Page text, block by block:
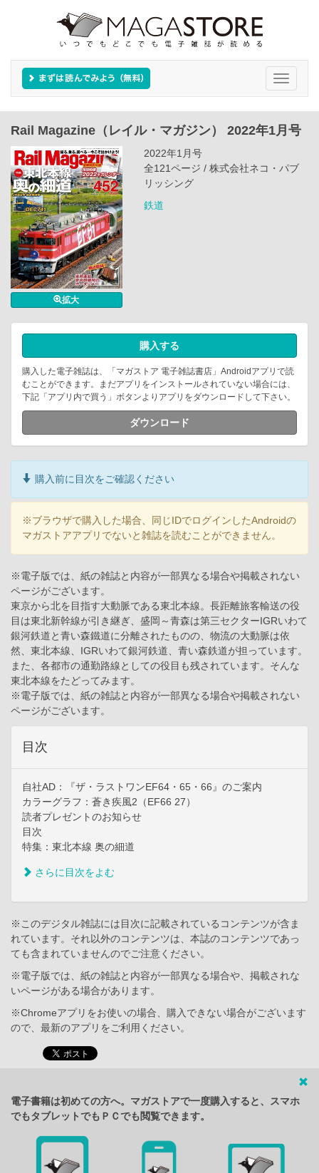
Toggle
Rail Magazine（レイル・マガジン） 2022年1月号
拡大
2022年1月号
全121ページ / 株式会社ネコ・パブ
リッシング
鉄道
購入する
購入した電子雑誌は、「マガストア 電子雑誌書店」Androidアプリで読
むことができます。まだアプリをインストールされていない場合には、
下記「アプリ内で買う」ボタンよりアプリをダウンロードして下さい。
ダウンロード
購入前に目次をご確認ください
※ブラウザで購入した場合、同じIDでログインしたAndroidの
マガストアアプリでないと雑誌を読むことができません。
※電子版では、紙の雑誌と内容が一部異なる場合や掲載されない
ページがございます。
東京から北を目指す大動脈である東北本線。長距離旅客輸送の役
目は東北新幹線が引き継ぎ、盛岡～青森は第三セクターIGRいわて
銀河鉄道と青い森鐵道に分離されたものの、物流の大動脈は依
然、東北本線、IGRいわて銀河鉄道、青い森鉄道が担っています。
また、各都市の通勤路線としての役目も残されています。そんな
東北本線をたどってみます。
※電子版では、紙の雑誌と内容が一部異なる場合や掲載されない
ページがございます。
目次
自社AD：『ザ・ラストワンEF64・65・66』のご案内
カラーグラフ：蒼き疾風2（EF66 27）
読者プレゼントのお知らせ
目次
特集：東北本線 奥の細道
さらに目次をよむ
※このデジタル雑誌には目次に記載されているコンテンツが含ま
れています。それ以外のコンテンツは、本誌のコンテンツであっ
ても含まれていませんのでご注意ください。
※電子版では、紙の雑誌と内容が一部異なる場合や、掲載されな
いページがある場合があります。
※Chromeアプリをお使いの場合、購入できない場合がございます
ので、最新のアプリをご利用ください。
電子書籍は初めての方へ。マガストアで一度購入すると、スマホ
でもタブレットでもＰＣでも閲覧できます。